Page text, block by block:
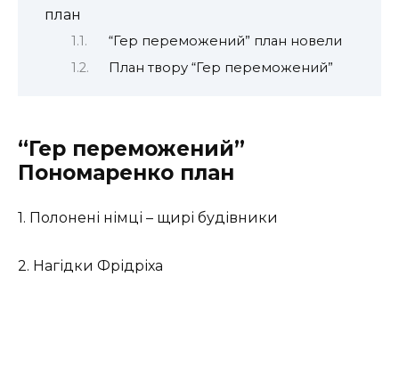
план
“Гер переможений” план новели
План твору “Гер переможений”
“Гер переможений”
Пономаренко план
1. Полонені німці – щирі будівники
2. Нагідки Фрідріха